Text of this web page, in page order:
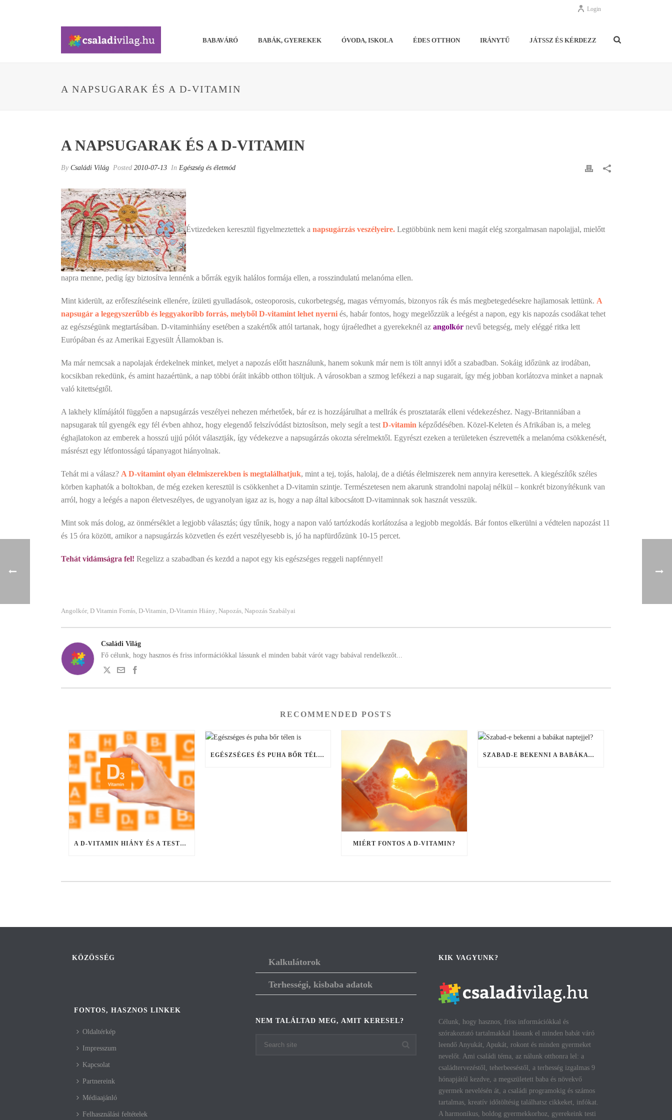
Login
BABAVÁRÓ BABÁK, GYEREKEK ÓVODA, ISKOLA ÉDES OTTHON IRÁNYTŰ JÁTSSZ ÉS KÉRDEZZ
A NAPSUGARAK ÉS A D-VITAMIN
A NAPSUGARAK ÉS A D-VITAMIN
By Családi Világ Posted 2010-07-13 In Egészség és életmód
Évtizedeken keresztül figyelmeztettek a napsugárzás veszélyeire. Legtöbbünk nem keni magát elég szorgalmasan napolajjal, mielőtt
napra menne, pedig így biztosítva lennénk a bőrrák egyik halálos formája ellen, a rosszindulatú melanóma ellen.
Mint kiderült, az erőfeszítéseink ellenére, ízületi gyulladások, osteoporosis, cukorbetegség, magas vérnyomás, bizonyos rák és más megbetegedésekre hajlamosak lettünk. A
napsugár a legegyszerűbb és leggyakoribb forrás, melyből D-vitamint lehet nyerni és, habár fontos, hogy megelőzzük a leégést a napon, egy kis napozás csodákat tehet
az egészségünk megtartásában. D-vitaminhiány esetében a szakértők attól tartanak, hogy újraéledhet a gyerekeknél az angolkór nevű betegség, mely eléggé ritka lett
Európában és az Amerikai Egyesült Államokban is.
Ma már nemcsak a napolajak érdekelnek minket, melyet a napozás előtt használunk, hanem sokunk már nem is tölt annyi időt a szabadban. Sokáig időzünk az irodában,
kocsikban rekedünk, és amint hazaértünk, a nap többi óráit inkább otthon töltjuk. A városokban a szmog lefékezi a nap sugarait, így még jobban korlátozva minket a napnak
való kitettségtől.
A lakhely klímájától függően a napsugárzás veszélyei nehezen mérhetőek, bár ez is hozzájárulhat a mellrák és prosztatarák elleni védekezéshez. Nagy-Britanniában a
napsugarak túl gyengék egy fél évben ahhoz, hogy elegendő felszívódást biztosítson, mely segít a testD-vitamin képződésében. Közel-Keleten és Afrikában is, a meleg
éghajlatokon az emberek a hosszú ujjú pólót választják, így védekezve a napsugárzás okozta sérelmektől. Egyrészt ezeken a területeken észrevették a melanóma csökkenését,
másrészt egy létfontosságú tápanyagot hiányolnak.
Tehát mi a válasz? AD-vitamint olyan élelmiszerekben is megtalálhatjuk, mint a tej, tojás, halolaj, de a diétás élelmiszerek nem annyira keresettek. A kiegészítők széles
körben kaphatók a boltokban, de még ezeken keresztül is csökkenhet a D-vitamin szintje. Természetesen nem akarunk strandolni napolaj nélkül – konkrét bizonyítékunk van
arról, hogy a leégés a napon életveszélyes, de ugyanolyan igaz az is, hogy a nap által kibocsátott D-vitaminnak sok hasznát vesszük.
Mint sok más dolog, az önmérséklet a legjobb választás; úgy tűnik, hogy a napon való tartózkodás korlátozása a legjobb megoldás. Bár fontos elkerülni a védtelen napozást 11
és 15 óra között, amikor a napsugárzás közvetlen és ezért veszélyesebb is, jó ha napfürdőzünk 10-15 percet.
Tehát vidámságra fel! Regelizz a szabadban és kezdd a napot egy kis egészséges reggeli napfénnyel!
Angolkór, D Vitamin Forrás, D-Vitamin, D-Vitamin Hiány, Napozás, Napozás Szabályai
Családi Világ
Fő célunk, hogy hasznos és friss információkkal lássunk el minden babát várót vagy babával rendelkezőt...
RECOMMENDED POSTS
A D-VITAMIN HIÁNY ÉS A TESTSÚLY
EGÉSZSÉGES ÉS PUHA BŐR TÉLEN IS
MIÉRT FONTOS A D-VITAMIN?
SZABAD-E BEKENNI A BABÁKAT NAPTEJJEL?
KÖZÖSSÉG
FONTOS, HASZNOS LINKEK
Oldaltérkép
Impresszum
Kapcsolat
Partnereink
Médiaajánló
Felhasználási feltételek
Kalkulátorok
Terhességi, kisbaba adatok
NEM TALÁLTAD MEG, AMIT KERESEL?
KIK VAGYUNK?
Célunk, hogy hasznos, friss információkkal és
szórakoztató tartalmakkal lássunk el minden babát váró
leendő Anyukát, Apukát, rokont és minden gyermeket
nevelőt. Ami családi téma, az nálunk otthonra lel: a
családtervezéstől, teherbeeséstől, a terhesség izgalmas 9
hónapjától kezdve, a megszületett baba és növekvő
gyermek nevelésén át, a családi programokig és számos
tartalmas, kreatív időtöltésig találhatsz cikkeket, infókat.
A harmonikus, boldog gyermekkorhoz, gyerekeink testi